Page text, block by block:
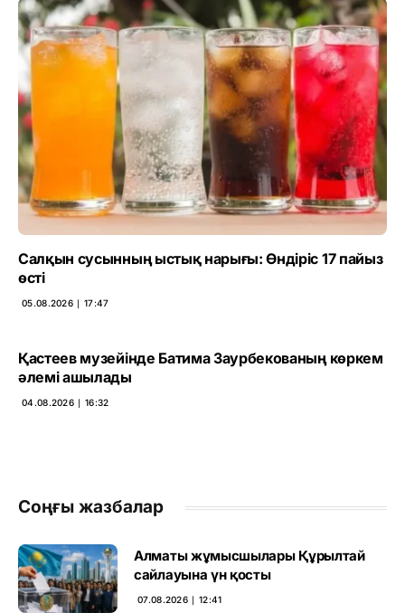
Салқын сусынның ыстық нарығы: Өндіріс 17 пайыз
өсті
05.08.2026 ∣ 17:47
Қастеев музейінде Батима Заурбекованың көркем
әлемі ашылады
04.08.2026 ∣ 16:32
Соңғы жазбалар
Алматы жұмысшылары Құрылтай
сайлауына үн қосты
07.08.2026 ∣ 12:41